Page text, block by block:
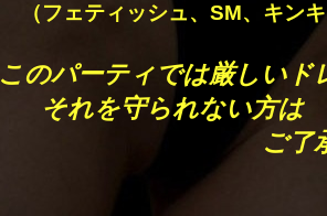
（フェティッシュ、SM、キン
このパーティでは厳しい
それを守られない方は
ご了